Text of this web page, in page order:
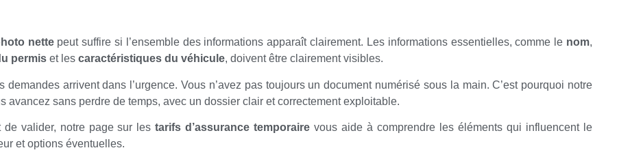
nettepeut suffire si l’ensemble des informations apparaît clairement. Les informations essentielles, comme le nom,
permis et les caractéristiques du véhicule, doivent être clairement visibles.
arrivent dans l’urgence. Vous n’avez pas toujours un document numérisé sous la main. C’est pourquoi notre
avancez sans perdre de temps, avec un dossier clair et correctement exploitable.
valider, notre page sur lestarifs d’assurance temporaire vous aide à comprendre les éléments qui influencent le
et options éventuelles.